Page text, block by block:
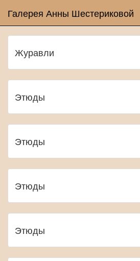
Галерея Анны Шестериковой
Журавли
Этюды
Этюды
Этюды
Этюды